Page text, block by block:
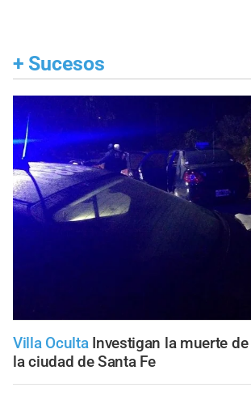
+ Sucesos
Villa Oculta Investigan la muerte
la ciudad de Santa Fe